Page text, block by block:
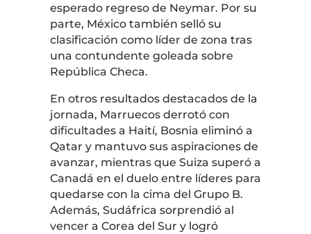
esperado regreso de Neymar. Por su
parte, México también selló su
clasificación como líder de zona tras
una contundente goleada sobre
República Checa.
En otros resultados destacados de la
jornada, Marruecos derrotó con
dificultades a Haití, Bosnia eliminó a
Qatar y mantuvo sus aspiraciones de
avanzar, mientras que Suiza superó a
Canadá en el duelo entre líderes para
quedarse con la cima del Grupo B.
Además, Sudáfrica sorprendió al
vencer a Corea del Sur y logró